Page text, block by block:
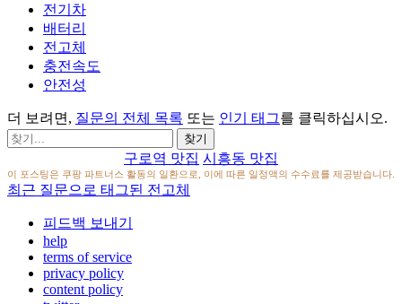
전기차
배터리
전고체
충전속도
안전성
더 보려면, 질문의 전체 목록 또는 인기 태그를 클릭하십시오.
구로역 맛집 시흥동 맛집
이 포스팅은 쿠팡 파트너스 활동의 일환으로, 이에 따른 일정액의 수수료를 제공받습니다.
최근 질문으로 태그된 전고체
피드백 보내기
help
terms of service
privacy policy
content policy